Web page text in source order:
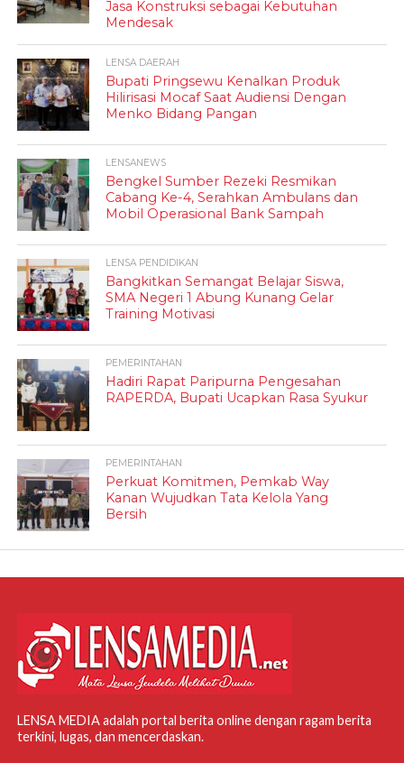
Jasa Konstruksi sebagai Kebutuhan
Mendesak
LENSA DAERAH
Bupati Pringsewu Kenalkan Produk
Hilirisasi Mocaf Saat Audiensi Dengan
Menko Bidang Pangan
LENSANEWS
Bengkel Sumber Rezeki Resmikan
Cabang Ke-4, Serahkan Ambulans dan
Mobil Operasional Bank Sampah
LENSA PENDIDIKAN
Bangkitkan Semangat Belajar Siswa,
SMA Negeri 1 Abung Kunang Gelar
Training Motivasi
PEMERINTAHAN
Hadiri Rapat Paripurna Pengesahan
RAPERDA, Bupati Ucapkan Rasa Syukur
PEMERINTAHAN
Perkuat Komitmen, Pemkab Way
Kanan Wujudkan Tata Kelola Yang
Bersih
LENSA MEDIA adalah portal berita online dengan ragam berita
terkini, lugas, dan mencerdaskan.